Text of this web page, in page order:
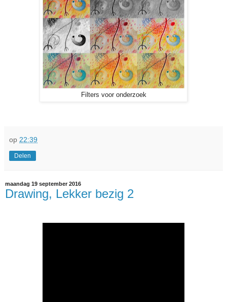
Filters voor onderzoek
op 22:39
Delen
maandag 19 september 2016
Drawing, Lekker bezig 2